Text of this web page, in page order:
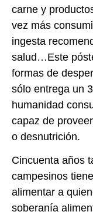
carne y
vez más
ingesta
salud…Este
formas de
sólo entrega un
humanidad
capaz de
o desnutrición.
Cincuenta años
campesinos
alimentar a
soberanía